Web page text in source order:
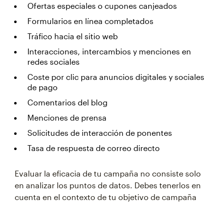
Ofertas especiales o cupones canjeados
Formularios en línea completados
Tráfico hacia el sitio web
Interacciones, intercambios y menciones en
redes sociales
Coste por clic para anuncios digitales y sociales
de pago
Comentarios del blog
Menciones de prensa
Solicitudes de interacción de ponentes
Tasa de respuesta de correo directo
Evaluar la eficacia de tu campaña no consiste solo
en analizar los puntos de datos. Debes tenerlos en
cuenta en el contexto de tu objetivo de campaña